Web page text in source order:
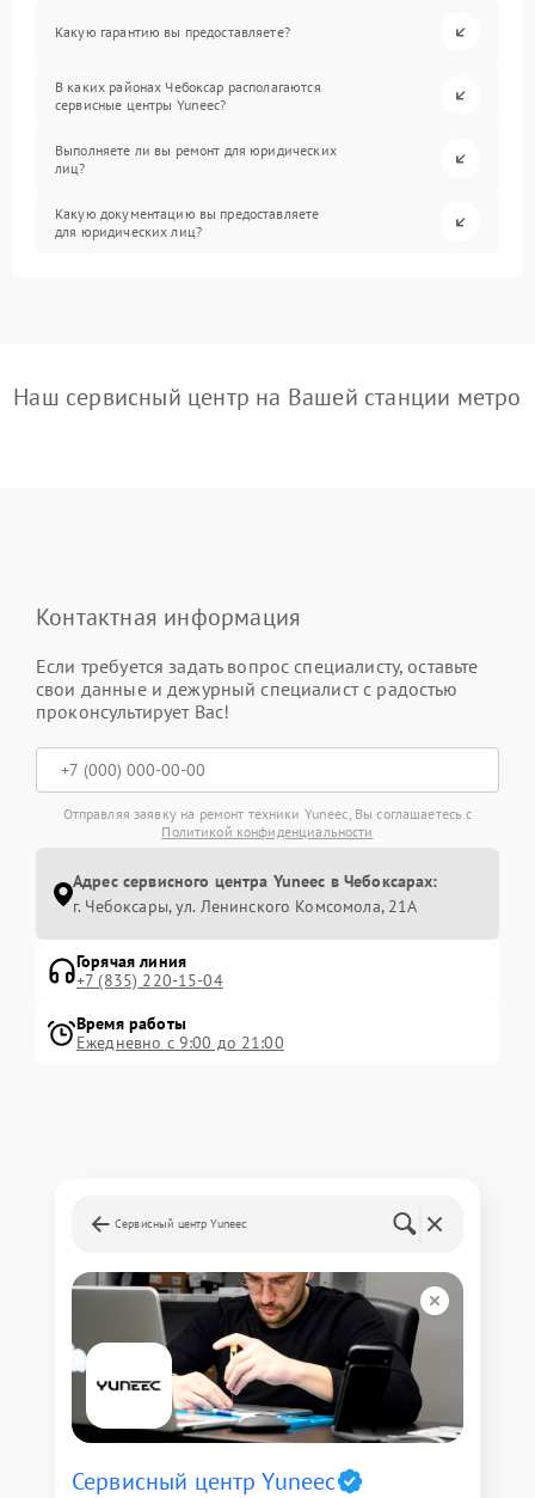
Какую гарантию вы предоставляете?
В каких районах Чебоксар располагаются
сервисные центры Yuneec?
Выполняете ли вы ремонт для юридических
лиц?
Какую документацию вы предоставляете
для юридических лиц?
Наш сервисный центр на Вашей станции метро
Контактная информация
Если требуется задать вопрос специалисту, оставьте
свои данные и дежурный специалист с радостью
проконсультирует Вас!
Отправляя заявку на ремонт техники Yuneec, Вы соглашаетесь с
Политикой конфиденциальности
Адрес сервисного центра Yuneec в Чебоксарах:
г. Чебоксары, ул. Ленинского Комсомола, 21А
Горячая линия
+7 (835) 220-15-04
Время работы
Ежедневно с 9:00 до 21:00
Сервисный центр Yuneec
Сервисный центр Yuneec